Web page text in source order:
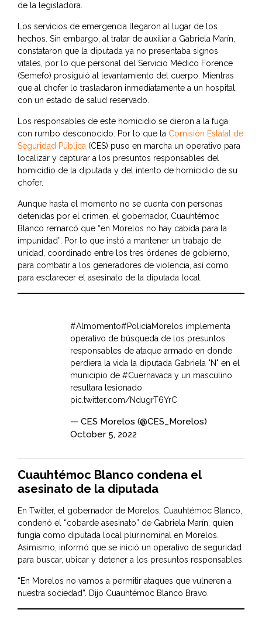
de la legisladora.
Los servicios de emergencia llegaron al lugar de los
hechos. Sin embargo, al tratar de auxiliar a Gabriela Marín,
constataron que la diputada ya no presentaba signos
vitales, por lo que personal del Servicio Médico Forence
(Semefo) prosiguió al levantamiento del cuerpo. Mientras
que al chofer lo trasladaron inmediatamente a un hospital,
con un estado de salud reservado.
Los responsables de este homicidio se dieron a la fuga
con rumbo desconocido. Por lo que la Comisión Estatal de
Seguridad Pública (CES) puso en marcha un operativo para
localizar y capturar a los presuntos responsables del
homicidio de la diputada y del intento de homicidio de su
chofer.
Aunque hasta el momento no se cuenta con personas
detenidas por el crimen, el gobernador, Cuauhtémoc
Blanco remarcó que “en Morelos no hay cabida para la
impunidad”. Por lo que instó a mantener un trabajo de
unidad, coordinado entre los tres órdenes de gobierno,
para combatir a los generadores de violencia, así como
para esclarecer el asesinato de la diputada local.
#Almomento#PolicíaMorelos implementa
operativo de búsqueda de los presuntos
responsables de ataque armado en donde
perdiera la vida la diputada Gabriela "N" en el
municipio de #Cuernavaca y un masculino
resultara lesionado.
pic.twitter.com/NdugrT6YrC
— CES Morelos (@CES_Morelos)
October 5, 2022
Cuauhtémoc Blanco condena el
asesinato de la diputada
En Twitter, el gobernador de Morelos, Cuauhtémoc Blanco,
condenó el “cobarde asesinato” de Gabriela Marín, quien
fungía como diputada local plurinominal en Morelos.
Asimismo, informó que se inició un operativo de seguridad
para buscar, ubicar y detener a los presuntos responsables.
“En Morelos no vamos a permitir ataques que vulneren a
nuestra sociedad”. Dijo Cuauhtémoc Blanco Bravo.